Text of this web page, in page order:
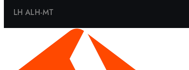
LH ALH-MT